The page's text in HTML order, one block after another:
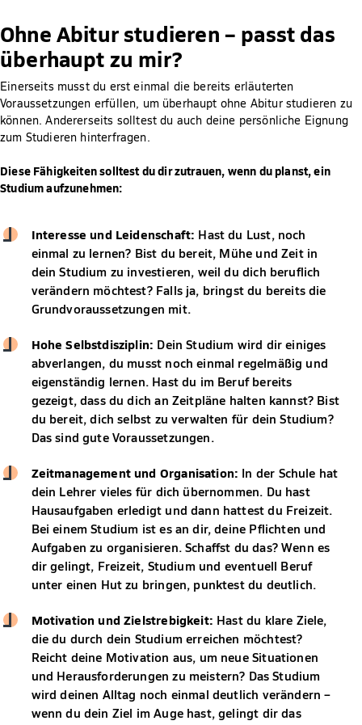
Ohne Abitur studieren – passt das
überhaupt zu mir?
Einerseits musst du erst einmal die bereits erläuterten
Voraussetzungen erfüllen, um überhaupt ohne Abitur studieren zu
können. Andererseits solltest du auch deine persönliche Eignung
zum Studieren hinterfragen.
Diese Fähigkeiten solltest du dir zutrauen, wenn du planst, ein
Studium aufzunehmen:
Interesse und Leidenschaft: Hast du Lust, noch
einmal zu lernen? Bist du bereit, Mühe und Zeit in
dein Studium zu investieren, weil du dich beruflich
verändern möchtest? Falls ja, bringst du bereits die
Grundvoraussetzungen mit.
Hohe Selbstdisziplin: Dein Studium wird dir einiges
abverlangen, du musst noch einmal regelmäßig und
eigenständig lernen. Hast du im Beruf bereits
gezeigt, dass du dich an Zeitpläne halten kannst? Bist
du bereit, dich selbst zu verwalten für dein Studium?
Das sind gute Voraussetzungen.
Zeitmanagement und Organisation: In der Schule hat
dein Lehrer vieles für dich übernommen. Du hast
Hausaufgaben erledigt und dann hattest du Freizeit.
Bei einem Studium ist es an dir, deine Pflichten und
Aufgaben zu organisieren. Schaffst du das? Wenn es
dir gelingt, Freizeit, Studium und eventuell Beruf
unter einen Hut zu bringen, punktest du deutlich.
Motivation und Zielstrebigkeit: Hast du klare Ziele,
die du durch dein Studium erreichen möchtest?
Reicht deine Motivation aus, um neue Situationen
und Herausforderungen zu meistern? Das Studium
wird deinen Alltag noch einmal deutlich verändern –
wenn du dein Ziel im Auge hast, gelingt dir das